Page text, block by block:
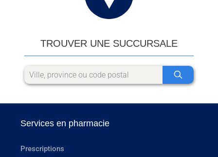
TROUVER UNE SUCCURSALE
Services en pharmacie
Prescriptions